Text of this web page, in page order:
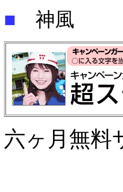
■ 神風
六ヶ月無